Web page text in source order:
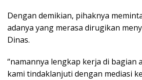
Dengan demikian, pihaknya
adanya yang merasa dirugikan
Dinas.
“namannya lengkap kerja di bagian
kami tindaklanjuti dengan mediasi